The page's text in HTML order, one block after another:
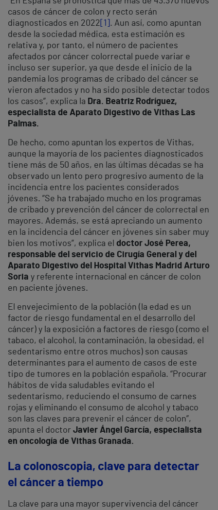
casos de cáncer de colon y recto serán
diagnosticados en 2022 [1] . Aun así, como apuntan
desde la sociedad médica, esta estimación es
relativa y, por tanto, el número de pacientes
afectados por cáncer colorrectal puede variar e
incluso ser superior, ya que desde el inicio de la
pandemia los programas de cribado del cáncer se
vieron afectados y no ha sido posible detectar todos
los casos”, explica la Dra. Beatriz Rodríguez,
especialista de Aparato Digestivo de Vithas Las
Palmas.
De hecho, como apuntan los expertos de Vithas,
aunque la mayoría de los pacientes diagnosticados
tiene más de 50 años, en las últimas décadas se ha
observado un lento pero progresivo aumento de la
incidencia entre los pacientes considerados
jóvenes. ”Se ha trabajado mucho en los programas
de cribado y prevención del cáncer de colorrectal en
mayores. Además, se está apreciando un aumento
en la incidencia del cáncer en jóvenes sin saber muy
bien los motivos”, explica el doctor José Perea,
responsable del servicio de Cirugía General y del
Aparato Digestivo del Hospital Vithas Madrid Arturo
Soria y referente internacional en cáncer de colon
en paciente jóvenes.
El envejecimiento de la población (la edad es un
factor de riesgo fundamental en el desarrollo del
cáncer) y la exposición a factores de riesgo (como el
tabaco, el alcohol, la contaminación, la obesidad, el
sedentarismo entre otros muchos) son causas
determinantes para el aumento de casos de este
tipo de tumores en la población española. “Procurar
hábitos de vida saludables evitando el
sedentarismo, reduciendo el consumo de carnes
rojas y eliminando el consumo de alcohol y tabaco
son las claves para prevenir el cáncer de colon”,
apunta el doctor Javier Ángel García, especialista
en oncología de Vithas Granada.
La colonoscopia, clave para detectar
el cáncer a tiempo
La clave para una mayor supervivencia del cáncer